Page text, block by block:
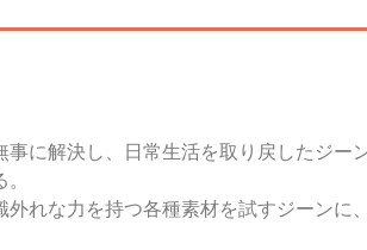
事に解決し、日常生活を取り戻したジー
外れな力を持つ各種素材を試すジーンに